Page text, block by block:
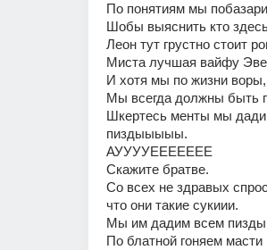
По понятиям мы
Шобы выяснить кто
Леон тут грустно стоит
Миста лучшая вайфу
И хотя мы по жизни воры,
Мы всегда должны быть
Шкертесь менты мы
пиздыыыыы.
АУУУУЕЕЕЕЕЕЕ
Скажите братве.
Со всех не здравых
что они такие сукиии.
Мы им дадим всем
По блатной гоняем масти